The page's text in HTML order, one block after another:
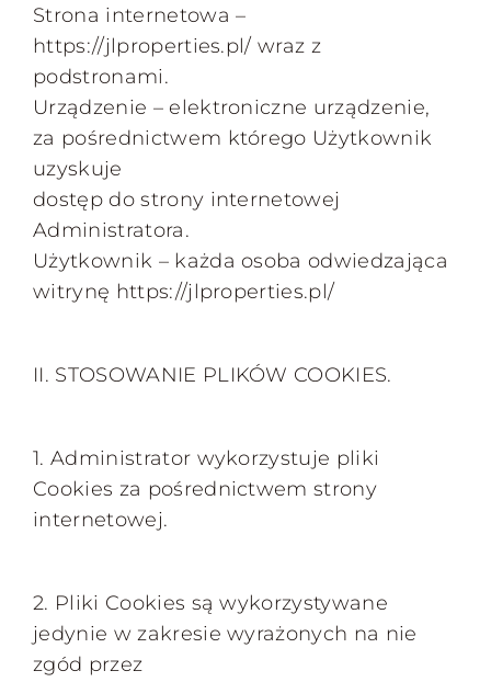
Strona internetowa –
https://jlproperties.pl/ wraz z
podstronami.
Urządzenie – elektroniczne urządzenie,
za pośrednictwem którego Użytkownik
uzyskuje
dostęp do strony internetowej
Administratora.
Użytkownik – każda osoba odwiedzająca
witrynę https://jlproperties.pl/
II. STOSOWANIE PLIKÓW COOKIES.
1. Administrator wykorzystuje pliki
Cookies za pośrednictwem strony
internetowej.
2. Pliki Cookies są wykorzystywane
jedynie w zakresie wyrażonych na nie
zgód przez